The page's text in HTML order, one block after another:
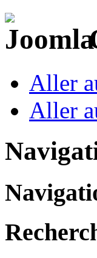
Aller
Aller